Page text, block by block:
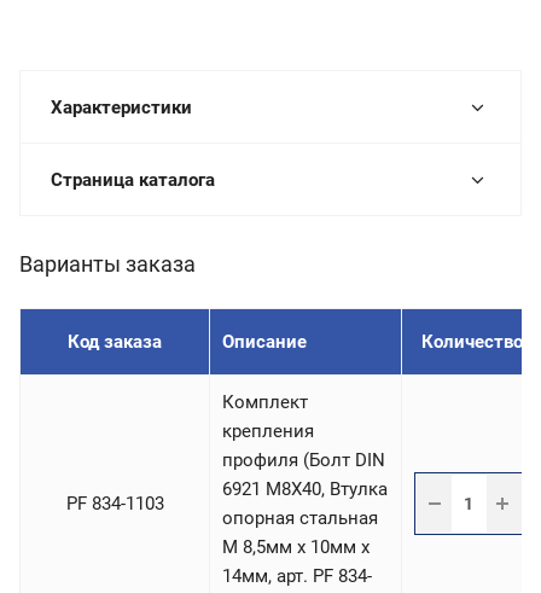
Характеристики
Страница каталога
Варианты заказа
Код заказа Описание Количество
PF 834-1103
Комплект
крепления
профиля (Болт DIN
6921 М8Х40, Втулка
опорная стальная
М 8,5мм х 10мм х
14мм, арт. PF 834-